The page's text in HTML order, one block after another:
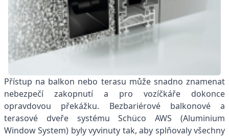
Přístup na balkon nebo terasu může snadno znamenat
nebezpečí zakopnutí a pro vozíčkáře dokonce
opravdovou překážku. Bezbariérové balkonové a
terasové dveře systému Schüco AWS (Aluminium
Window System) byly vyvinuty tak, aby splňovaly všechny